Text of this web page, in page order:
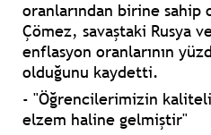
oranlarından birine sahip
Çömez, savaştaki Rusya
enflasyon oranlarının
olduğunu kaydetti.
- "Öğrencilerimizin
elzem haline gelmiştir"